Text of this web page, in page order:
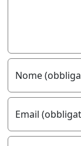
Nome
Email